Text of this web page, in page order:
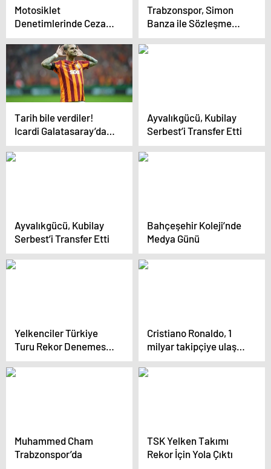
Motosiklet
Denetimlerinde Ceza
Yağdı
Trabzonspor, Simon
Banza ile Sözleşme
İmzaladı
Tarih bile verdiler!
Icardi Galatasaray’dan
ayrılıyor
Ayvalıkgücü, Kubilay
Serbest’i Transfer Etti
Ayvalıkgücü, Kubilay
Serbest’i Transfer Etti
Bahçeşehir Koleji’nde
Medya Günü
Yelkenciler Türkiye
Turu Rekor Denemesi
İçin Yola Çıktı
Cristiano Ronaldo, 1
milyar takipçiye ulaşan
ilk insan oldu
Muhammed Cham
Trabzonspor’da
TSK Yelken Takımı
Rekor İçin Yola Çıktı